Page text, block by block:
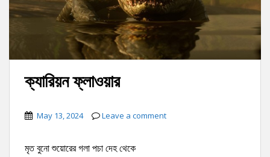
ক্যারিয়ন ফ্লাওয়ার
May 13, 2024 Leave a comment
মৃত বুনো শুয়োরের গলা পচা দেহ থেকে